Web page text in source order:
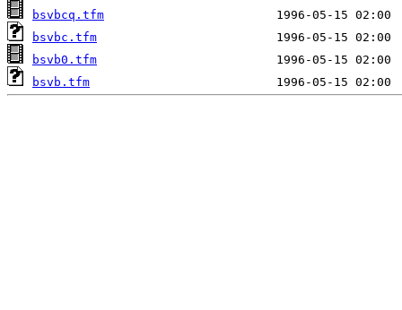
bsvbcq.tfm
bsvbc.tfm
bsvb0.tfm
bsvb.tfm